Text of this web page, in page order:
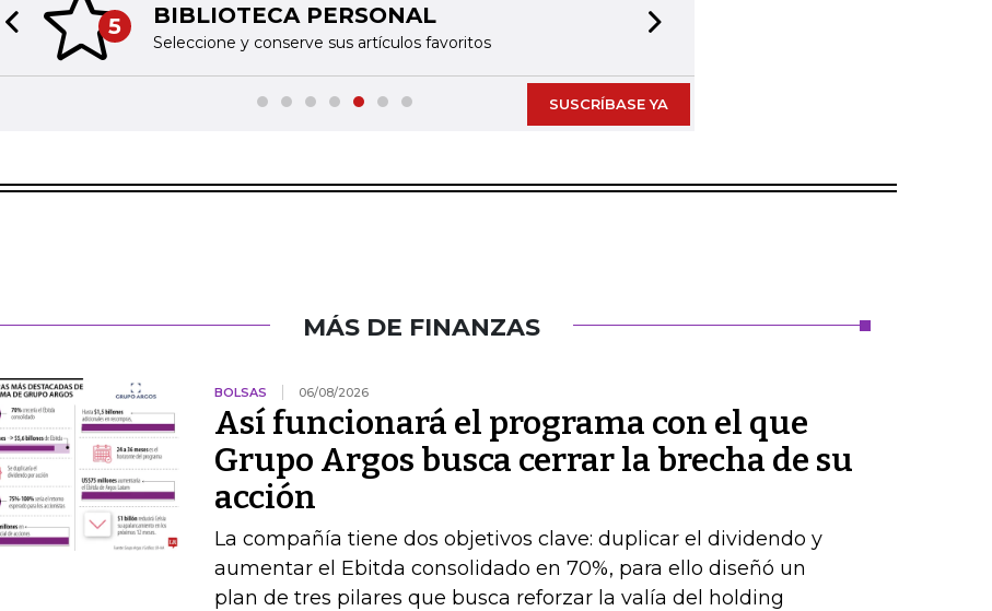
5 BIBLIOTECA PERSONAL
Seleccione y conserve sus artículos favoritos
Previous slide
SUSCRÍBASE YA
MÁS DE FINANZAS
BOLSAS 06/08/2026
Así funcionará el programa con el que
Grupo Argos busca cerrar la brecha de su
acción
La compañía tiene dos objetivos clave: duplicar el dividendo y
aumentar el Ebitda consolidado en 70%, para ello diseñó un
plan de tres pilares que busca reforzar la valía del holding